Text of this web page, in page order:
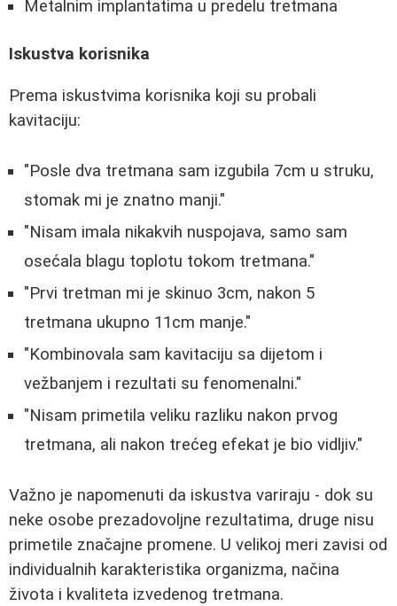
Metalnim implantatima u predelu tretmana
Iskustva korisnika
Prema iskustvima korisnika koji su probali
kavitaciju:
"Posle dva tretmana sam izgubila 7cm u struku,
stomak mi je znatno manji."
"Nisam imala nikakvih nuspojava, samo sam
osećala blagu toplotu tokom tretmana."
"Prvi tretman mi je skinuo 3cm, nakon 5
tretmana ukupno 11cm manje."
"Kombinovala sam kavitaciju sa dijetom i
vežbanjem i rezultati su fenomenalni."
"Nisam primetila veliku razliku nakon prvog
tretmana, ali nakon trećeg efekat je bio vidljiv."
Važno je napomenuti da iskustva variraju - dok su
neke osobe prezadovoljne rezultatima, druge nisu
primetile značajne promene. U velikoj meri zavisi od
individualnih karakteristika organizma, načina
života i kvaliteta izvedenog tretmana.